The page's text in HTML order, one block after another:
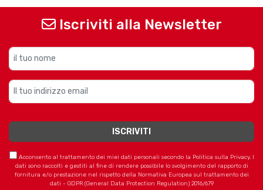
Iscriviti alla Newsletter
Acconsento al trattamento dei miei dati personali secondo la Politica sulla Privacy. I
dati sono raccolti e gestiti al fine di rendere possibile lo svolgimento del rapporto di
fornitura e/o prestazione nel rispetto della Normativa Europea sul trattamento dei
dati - GDPR (General Data Protection Regulation) 2016/679